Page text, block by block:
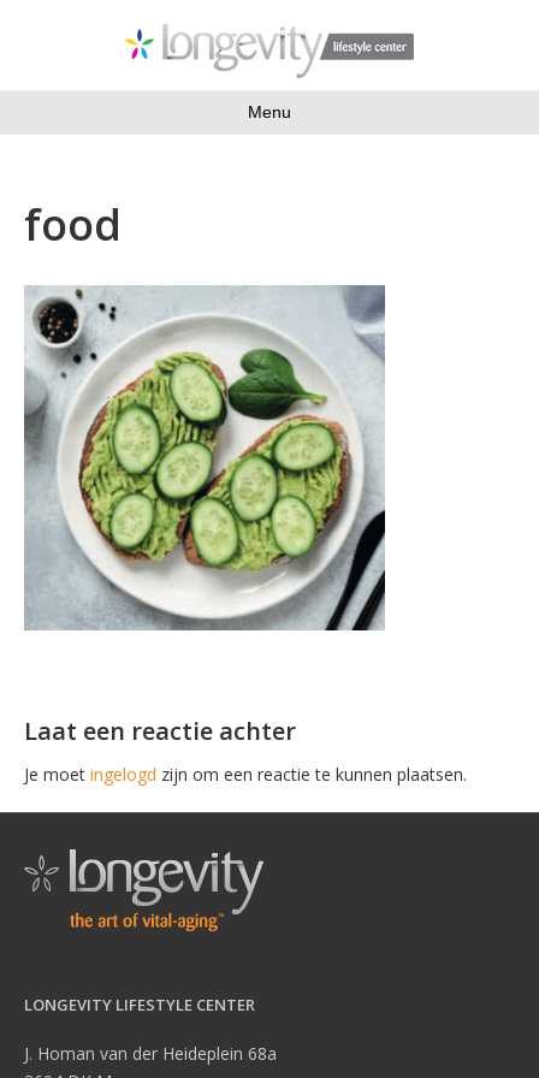
Menu
food
Laat een reactie achter
Je moet ingelogd zijn om een reactie te kunnen plaatsen.
LONGEVITY LIFESTYLE CENTER
J. Homan van der Heideplein 68a